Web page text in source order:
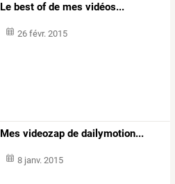
Le best of de mes vidéos...
26 févr. 2015
Mes videozap de dailymotion...
8 janv. 2015